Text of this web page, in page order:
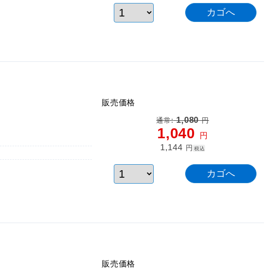
販売価格
通常:1,080円
1,040 円
1,144 円 税込
販売価格